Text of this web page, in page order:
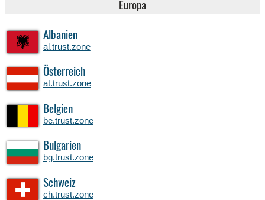
Europa
Albanien
al.trust.zone
Österreich
at.trust.zone
Belgien
be.trust.zone
Bulgarien
bg.trust.zone
Schweiz
ch.trust.zone